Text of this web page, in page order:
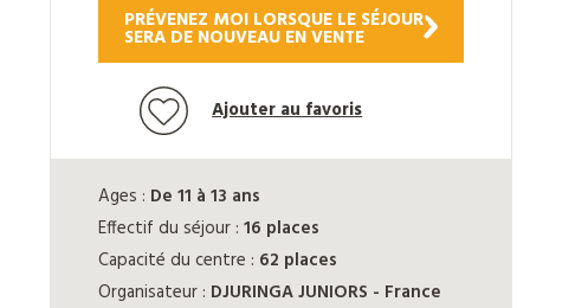
PRÉVENEZ MOI LORSQUE LE SÉJOUR
SERA DE NOUVEAU EN VENTE
Ajouter au favoris
Ages : De 11 à 13 ans
Effectif du séjour : 16 places
Capacité du centre : 62 places
Organisateur : DJURINGA JUNIORS - France